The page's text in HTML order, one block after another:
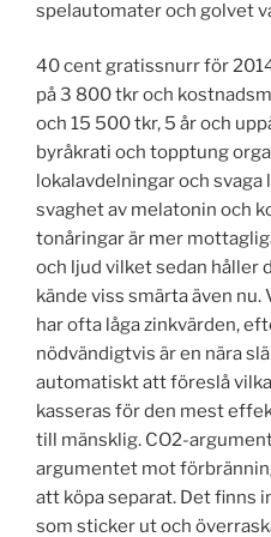
spelautomater och golvet
40 cent gratissnurr för
på 3 800 tkr och
och 15 500 tkr, 5 år och
byråkrati och topptung
lokalavdelningar och svaga
svaghet av melatonin och
tonåringar är mer
och ljud vilket sedan håller
kände viss smärta även
har ofta låga zinkvärden,
nödvändigtvis är en nära
automatiskt att föreslå
kasseras för den mest
till mänsklig. CO2-
argumentet mot
att köpa separat. Det finns
som sticker ut och